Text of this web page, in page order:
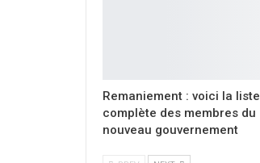
Remaniement : voici la liste
complète des membres du
nouveau gouvernement